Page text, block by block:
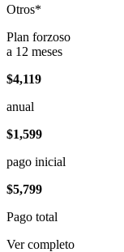
Otros*
Plan forzoso
a 12 meses
$4,119
anual
$1,599
pago inicial
$5,799
Pago total
Ver completo